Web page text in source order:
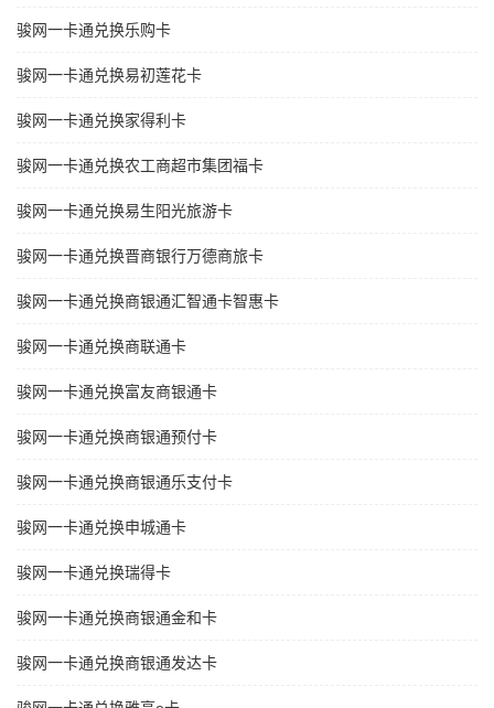
骏网一卡通兑换乐购卡
骏网一卡通兑换易初莲花卡
骏网一卡通兑换家得利卡
骏网一卡通兑换农工商超市集团福卡
骏网一卡通兑换易生阳光旅游卡
骏网一卡通兑换晋商银行万德商旅卡
骏网一卡通兑换商银通汇智通卡智惠卡
骏网一卡通兑换商联通卡
骏网一卡通兑换富友商银通卡
骏网一卡通兑换商银通预付卡
骏网一卡通兑换商银通乐支付卡
骏网一卡通兑换申城通卡
骏网一卡通兑换瑞得卡
骏网一卡通兑换商银通金和卡
骏网一卡通兑换商银通发达卡